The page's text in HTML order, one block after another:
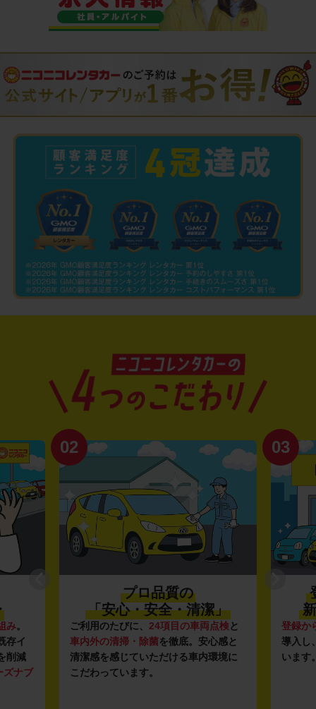
み。
存イ
削減
ズナブ
02
プロ品質の
「安心・安全・清潔」
ご利用のたびに、 24項目の車両点検と
車内外の清掃・除菌を徹底。安心感と
清潔感を感じていただける車内環境に
こだわっています。
03
登録か
導入し
います